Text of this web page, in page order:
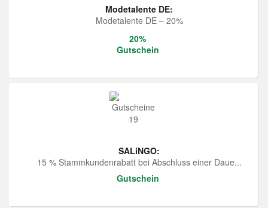
Modetalente DE:
Modetalente DE – 20%
20%
Gutschein
SALiNGO:
15 % Stammkundenrabatt bei Abschluss einer Daue...
Gutschein